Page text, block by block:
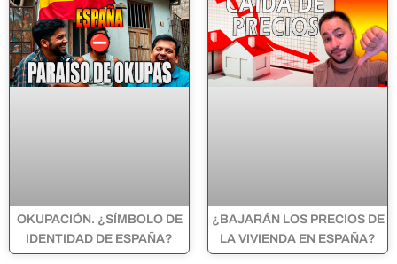
OKUPACIÓN. ¿SÍMBOLO DE
IDENTIDAD DE ESPAÑA?
¿BAJARÁN LOS PRECIOS DE
LA VIVIENDA EN ESPAÑA?